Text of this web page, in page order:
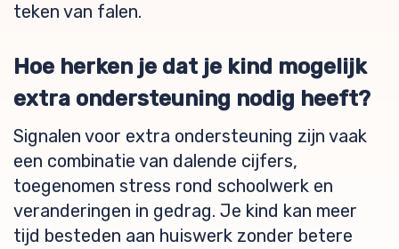
teken van falen.
Hoe herken je dat je kind mogelijk
extra ondersteuning nodig heeft?
Signalen voor extra ondersteuning zijn vaak
een combinatie van dalende cijfers,
toegenomen stress rond schoolwerk en
veranderingen in gedrag. Je kind kan meer
tijd besteden aan huiswerk zonder betere